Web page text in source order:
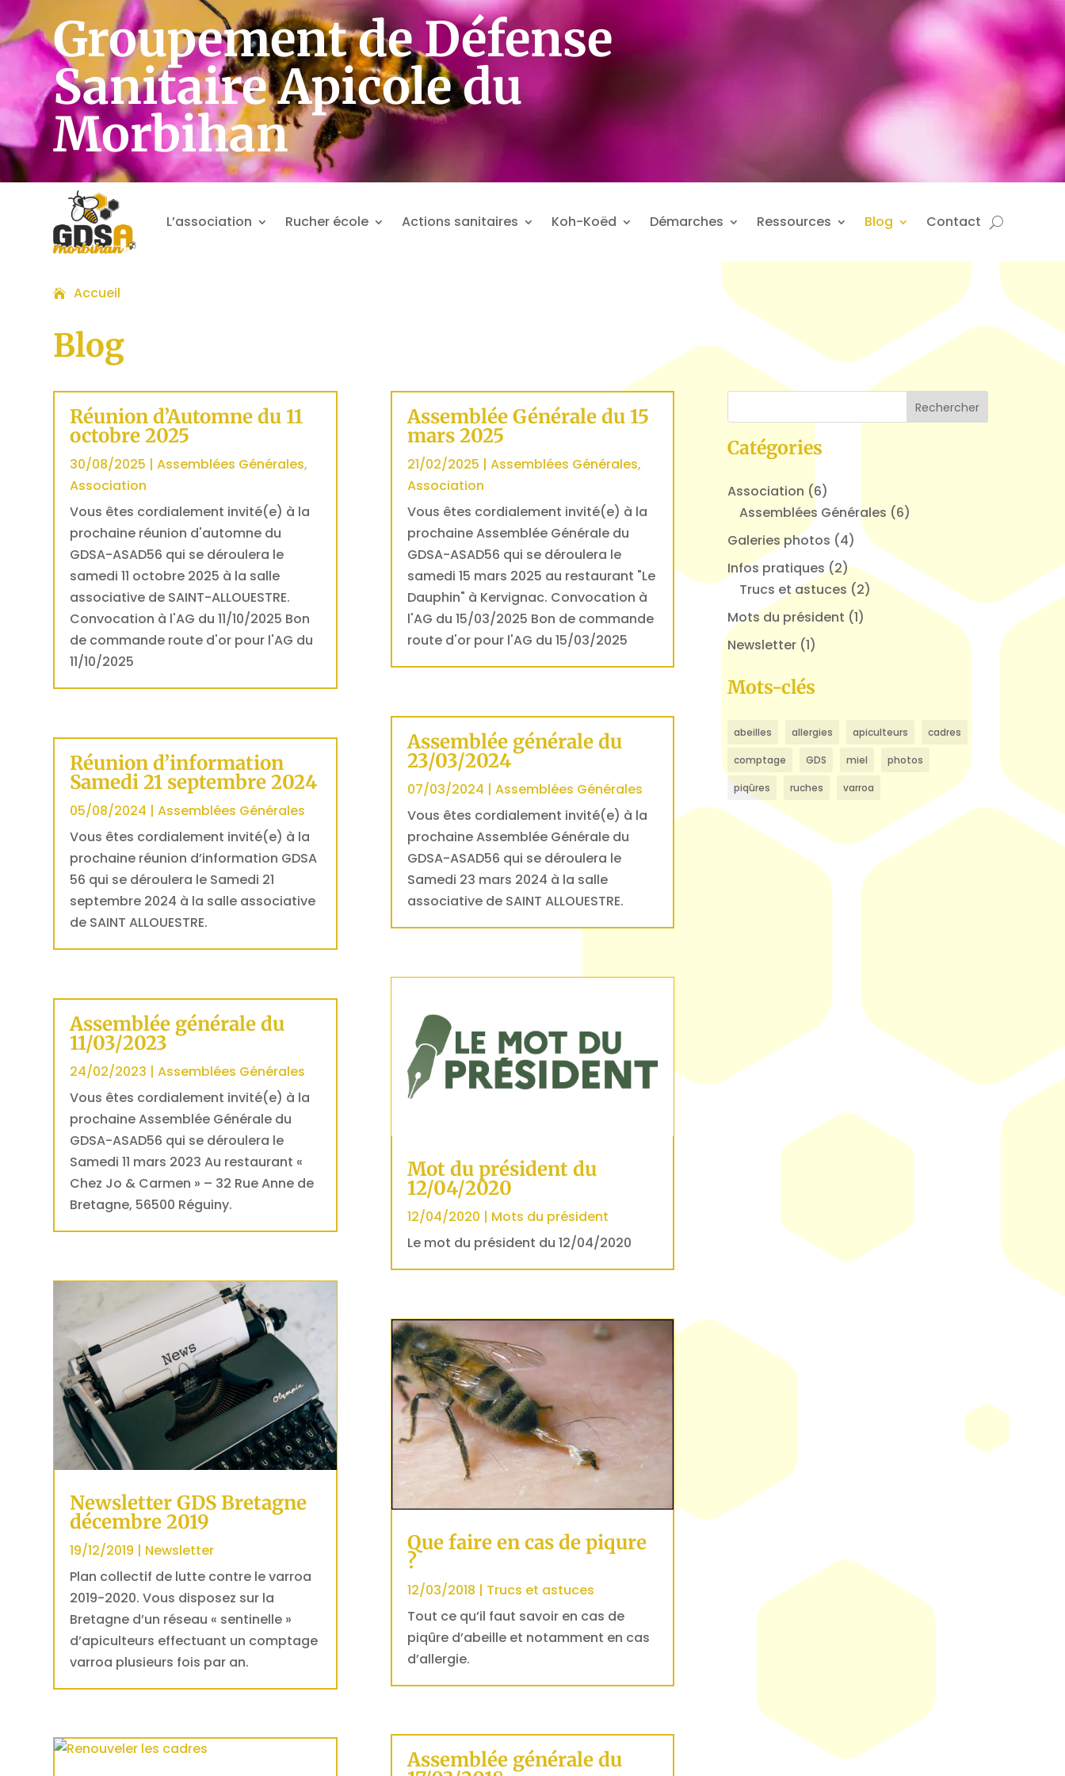
Groupement de Défense
Sanitaire Apicole du
Morbihan
L’association Rucher école Actions sanitaires Koh-Koëd Démarches Ressources Blog Contact
Accueil
Blog
Réunion d’Automne du 11
octobre 2025
30/08/2025 |Assemblées Générales,
Association
Vous êtes cordialement invité(e) à la
prochaine réunion d'automne du
GDSA-ASAD56 qui se déroulera le
samedi 11 octobre 2025 à la salle
associative de SAINT-ALLOUESTRE.
Convocation à l'AG du 11/10/2025 Bon
de commande route d'or pour l'AG du
11/10/2025
Réunion d’information
Samedi 21 septembre 2024
05/08/2024 |Assemblées Générales
Vous êtes cordialement invité(e) à la
prochaine réunion d’information GDSA
56 qui se déroulera le Samedi 21
septembre 2024 à la salle associative
de SAINT ALLOUESTRE.
Assemblée générale du
11/03/2023
24/02/2023 |Assemblées Générales
Vous êtes cordialement invité(e) à la
prochaine Assemblée Générale du
GDSA-ASAD56 qui se déroulera le
Samedi 11 mars 2023 Au restaurant «
Chez Jo & Carmen » – 32 Rue Anne de
Bretagne, 56500 Réguiny.
Newsletter GDS Bretagne
décembre 2019
19/12/2019 | Newsletter
Plan collectif de lutte contre le varroa
2019-2020. Vous disposez sur la
Bretagne d’un réseau « sentinelle »
d’apiculteurs effectuant un comptage
varroa plusieurs fois par an.
Assemblée Générale du 15
mars 2025
21/02/2025 | Assemblées Générales,
Association
Vous êtes cordialement invité(e) à la
prochaine Assemblée Générale du
GDSA-ASAD56 qui se déroulera le
samedi 15 mars 2025 au restaurant "Le
Dauphin" à Kervignac. Convocation à
l'AG du 15/03/2025 Bon de commande
route d'or pour l'AG du 15/03/2025
Assemblée générale du
23/03/2024
07/03/2024 | Assemblées Générales
Vous êtes cordialement invité(e) à la
prochaine Assemblée Générale du
GDSA-ASAD56 qui se déroulera le
Samedi 23 mars 2024 à la salle
associative de SAINT ALLOUESTRE.
Mot du président du
12/04/2020
12/04/2020 | Mots du président
Le mot du président du 12/04/2020
Que faire en cas de piqure
?
12/03/2018 | Trucs et astuces
Tout ce qu’il faut savoir en cas de
piqûre d’abeille et notamment en cas
d’allergie.
Assemblée générale du
Catégories
Association (6)
Assemblées Générales (6)
Galeries photos (4)
Infos pratiques(2)
Trucs et astuces (2)
Mots du président (1)
Newsletter(1)
Mots-clés
abeilles allergies apiculteurs cadres
comptage GDS miel photos
piqûres ruches varroa